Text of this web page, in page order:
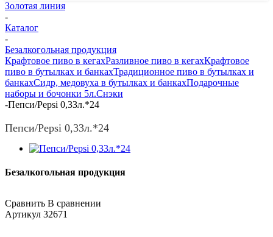
Золотая линия
-
Каталог
-
Безалкогольная продукция
Крафтовое пиво в кегахРазливное пиво в кегахКрафтовое
пиво в бутылках и банкахТрадиционное пиво в бутылках и
банкахСидр, медовуха в бутылках и банкахПодарочные
наборы и бочонки 5л.Снэки
-Пепси/Pepsi 0,33л.*24
Пепси/Pepsi 0,33л.*24
Безалкогольная продукция
Сравнить В сравнении
Артикул 32671